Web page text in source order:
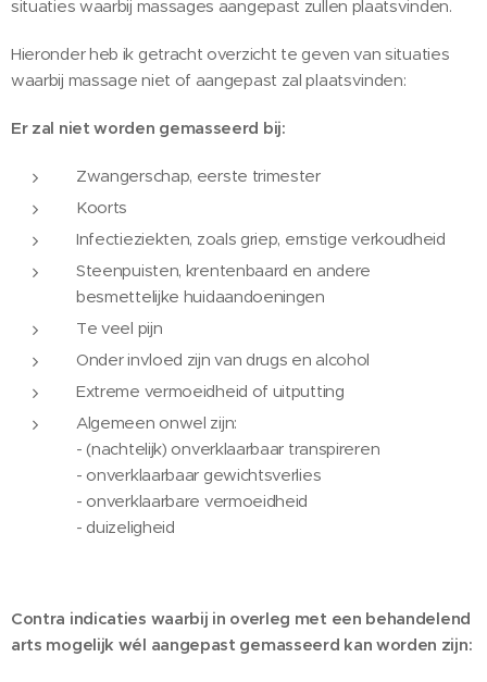
situaties waarbij massages aangepast zullen plaatsvinden.
Hieronder heb ik getracht overzicht te geven van situaties
waarbij massage niet of aangepast zal plaatsvinden:
Er zal niet worden gemasseerd bij:
Zwangerschap, eerste trimester
Koorts
Infectieziekten, zoals griep, ernstige verkoudheid
Steenpuisten, krentenbaard en andere
besmettelijke huidaandoeningen
Te veel pijn
Onder invloed zijn van drugs en alcohol
Extreme vermoeidheid of uitputting
Algemeen onwel zijn:
- (nachtelijk) onverklaarbaar transpireren
- onverklaarbaar gewichtsverlies
- onverklaarbare vermoeidheid
- duizeligheid
Contra indicaties waarbij in overleg met een behandelend
arts mogelijk wél aangepast gemasseerd kan worden zijn: